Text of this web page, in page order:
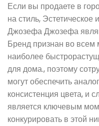
Если вы продаете в
на стиль,
Джозефа Джозефа
Бренд признан во всем
наиболее
для дома., поэтому
могут обеспечить
консистенция цвета, и
является ключевым
конкурировать в этой